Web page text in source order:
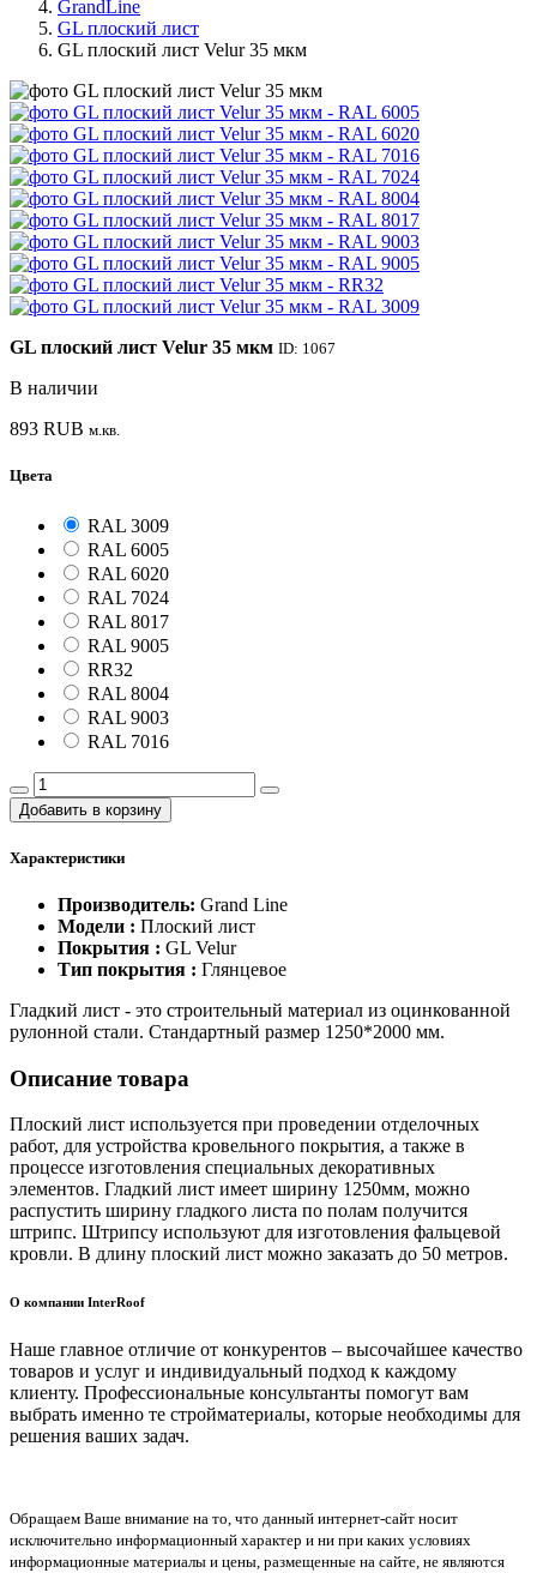
GrandLine
GL плоский лист
GL плоский лист Velur 35 мкм
GL плоский лист Velur 35 мкм ID: 1067
В наличии
893 RUB м.кв.
Цвета
RAL 3009
RAL 6005
RAL 6020
RAL 7024
RAL 8017
RAL 9005
RR32
RAL 8004
RAL 9003
RAL 7016
Добавить в корзину
Характеристики
Производитель: Grand Line
Модели : Плоский лист
Покрытия : GL Velur
Тип покрытия : Глянцевое
Гладкий лист - это строительный материал из оцинкованной
рулонной стали. Стандартный размер 1250*2000 мм.
Описание товара
Плоский лист используется при проведении отделочных
работ, для устройства кровельного покрытия, а также в
процессе изготовления специальных декоративных
элементов. Гладкий лист имеет ширину 1250мм, можно
распустить ширину гладкого листа по полам получится
штрипс. Штрипсу используют для изготовления фальцевой
кровли. В длину плоский лист можно заказать до 50 метров.
О компании InterRoof
Наше главное отличие от конкурентов – высочайшее качество
товаров и услуг и индивидуальный подход к каждому
клиенту. Профессиональные консультанты помогут вам
выбрать именно те стройматериалы, которые необходимы для
решения ваших задач.
Обращаем Ваше внимание на то, что данный интернет-сайт носит
исключительно информационный характер и ни при каких условиях
информационные материалы и цены, размещенные на сайте, не являются